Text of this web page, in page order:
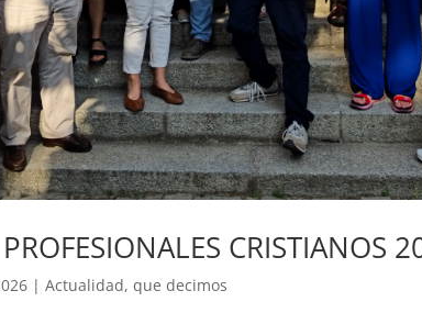
CRISTIANOS
|Actualidad,que decimos